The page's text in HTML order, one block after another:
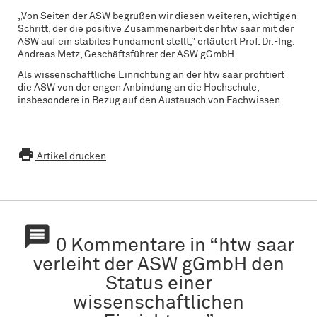
„Von Seiten der ASW begrüßen wir diesen weiteren, wichtigen
Schritt, der die positive Zusammenarbeit der htw saar mit der
ASW auf ein stabiles Fundament stellt,“ erläutert Prof. Dr.-Ing.
Andreas Metz, Geschäftsführer der ASW gGmbH.
Als wissenschaftliche Einrichtung an der htw saar profitiert
die ASW von der engen Anbindung an die Hochschule,
insbesondere in Bezug auf den Austausch von Fachwissen
 Artikel drucken
 0 Kommentare in “htw saar
verleiht der ASW gGmbH den
Status einer
wissenschaftlichen